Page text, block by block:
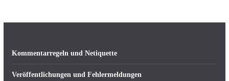
Kommentarregeln und Netiquette
Veröffentlichungen und Fehlermeldungen